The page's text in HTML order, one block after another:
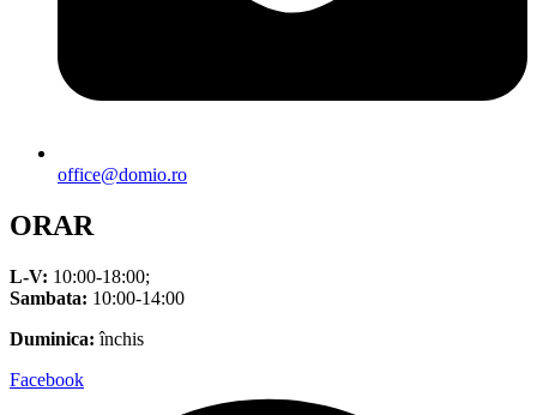
office@domio.ro
ORAR
L-V: 10:00-18:00;
Sambata: 10:00-14:00
Duminica: închis
Facebook